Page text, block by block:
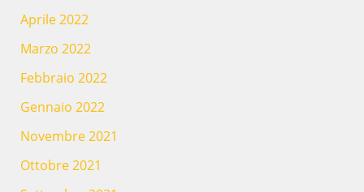
Aprile 2022
Marzo 2022
Febbraio 2022
Gennaio 2022
Novembre 2021
Ottobre 2021